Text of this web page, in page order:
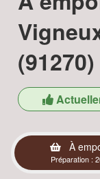
(91270)
À
Préparation :